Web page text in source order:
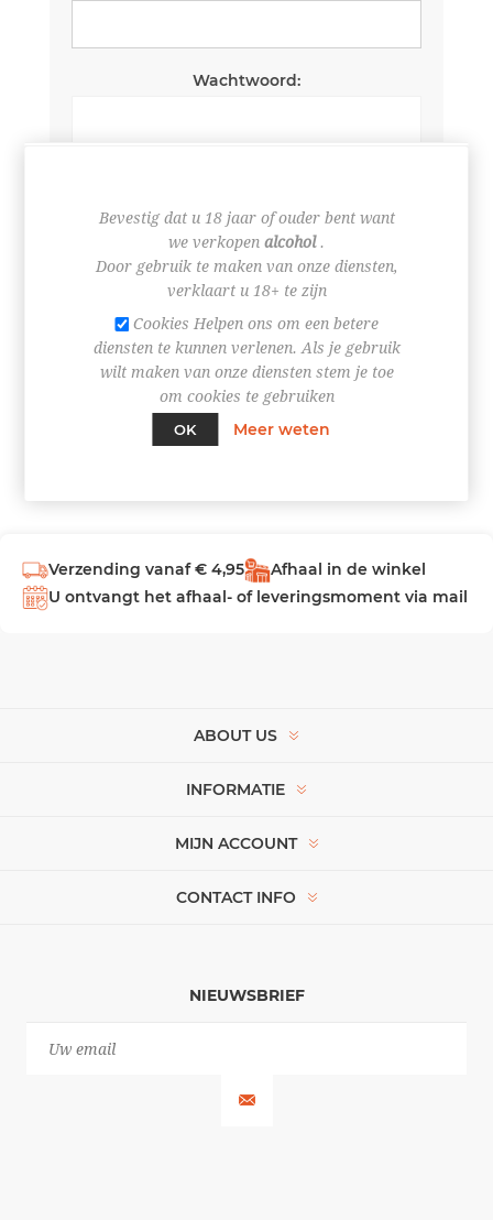
Wachtwoord:
Wachtwoord vergeten?
INLOGGEN
Verzending vanaf € 4,95
Afhaal in de winkel
U ontvangt het afhaal- of leveringsmoment via mail
ABOUT US
INFORMATIE
MIJN ACCOUNT
CONTACT INFO
NIEUWSBRIEF
Bevestig dat u 18 jaar of ouder bent want
we verkopen alcohol.
Door gebruik te maken van onze diensten,
verklaart u 18+ te zijn
Cookies Helpen ons om een betere
diensten te kunnen verlenen. Als je gebruik
wilt maken van onze diensten stem je toe
om cookies te gebruiken
OK
Meer weten